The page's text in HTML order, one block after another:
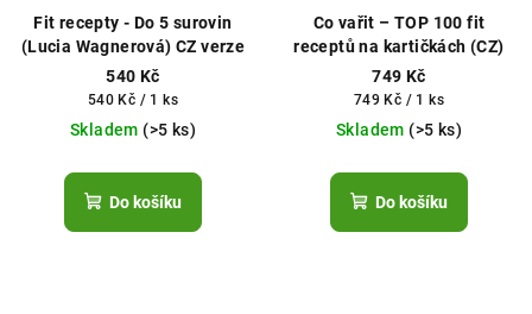
Fit recepty - Do 5 surovin
(Lucia Wagnerová) CZ verze
540 Kč
Měrná
cena:
540 Kč / 1 ks
Skladem (>5 ks)
Do košíku
Co vařit – TOP 100 fit
receptů na kartičkách (CZ)
749 Kč
Měrná
cena:
749 Kč / 1 ks
Skladem (>5 ks)
Do košíku